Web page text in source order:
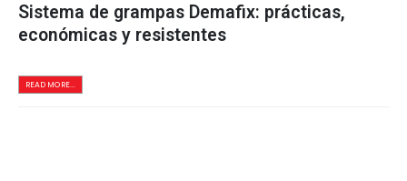
Sistema de grampas Demafix: prácticas,
económicas y resistentes
READ MORE...